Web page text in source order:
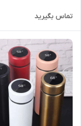
تماس بگیرید